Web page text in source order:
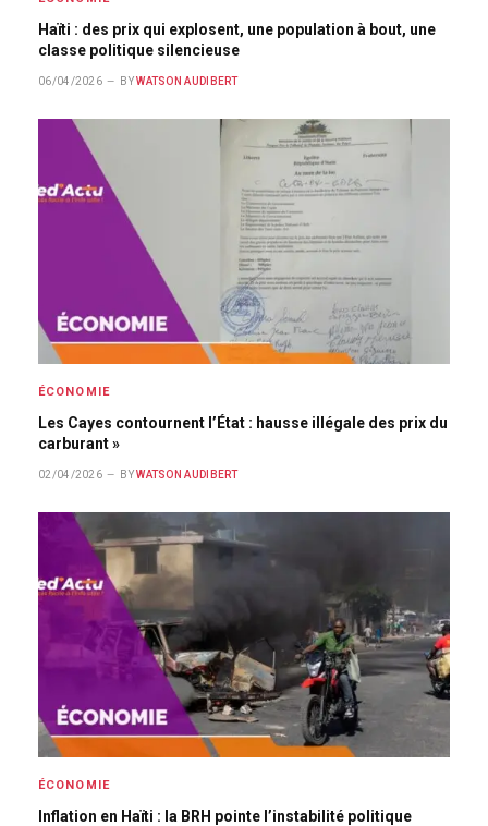
Haïti : des prix qui explosent, une population à bout, une
classe politique silencieuse
06/04/2026 BY WATSON AUDIBERT
ÉCONOMIE
Les Cayes contournent l’État : hausse illégale des prix du
carburant »
02/04/2026 BY WATSON AUDIBERT
ÉCONOMIE
Inflation en Haïti : la BRH pointe l’instabilité politique